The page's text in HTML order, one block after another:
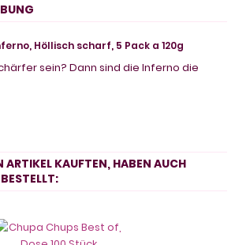
Höllisch scharf, 5 Pack a 120g
sein? Dann sind die Inferno die
ARTIKEL KAUFTEN, HABEN AUCH